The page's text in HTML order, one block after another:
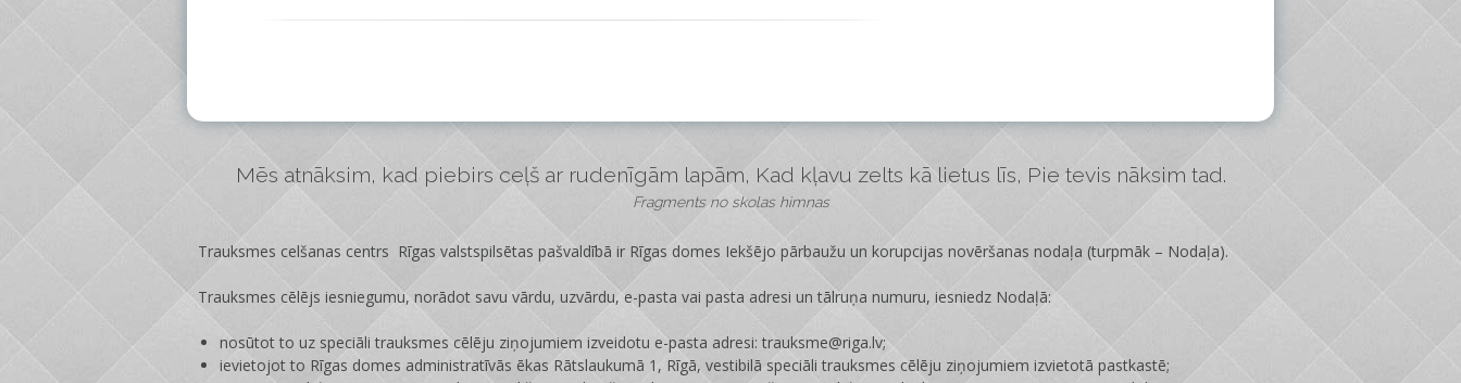
Mēs atnāksim, kad piebirs ceļš ar rudenīgām lapām, Kad kļavu zelts kā lietus līs, Pie tevis nāksim tad.
Fragments no skolas himnas
Trauksmes celšanas centrs Rīgas valstspilsētas pašvaldībā ir Rīgas domes Iekšējo pārbaužu un korupcijas novēršanas nodaļa (turpmāk – Nodaļa).
Trauksmes cēlējs iesniegumu, norādot savu vārdu, uzvārdu, e-pasta vai pasta adresi un tālruņa numuru, iesniedz Nodaļā:
nosūtot to uz speciāli trauksmes cēlēju ziņojumiem izveidotu e-pasta adresi: trauksme@riga.lv;
ievietojot to Rīgas domes administratīvās ēkas Rātslaukumā 1, Rīgā, vestibilā speciāli trauksmes cēlēju ziņojumiem izvietotā pastkastē;